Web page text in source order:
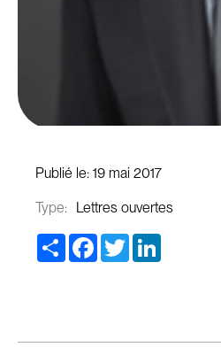
Publié le: 19 mai 2017
Type:
Lettres ouvertes
Share Facebook
Twitter